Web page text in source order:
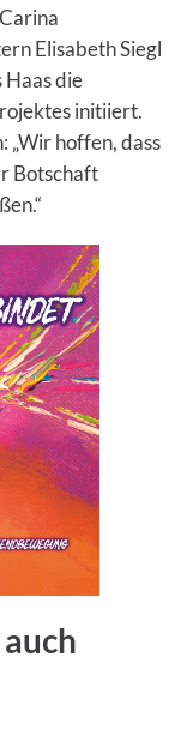
Elisabeth Siegl
Haas die
initiiert.
„Wir hoffen, dass
Botschaft